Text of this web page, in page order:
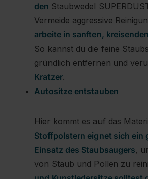
den Staubwedel
Vermeide aggressive
arbeite in sanften,
So kannst du die feine
gründlich entfernen und
Kratzer.
Autositze entstauben
Hier kommt es auf das
Stoffpolstern eignet sich ein
Einsatz des Staubsaugers,
von Staub und Pollen zu